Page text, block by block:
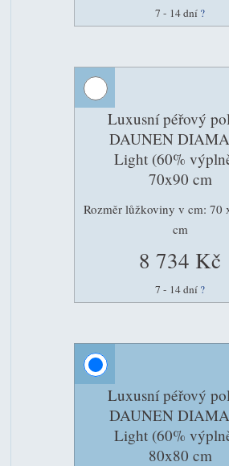
7 - 14 dní ?
Luxusní péřový
DAUNEN
Light (60%
70x90 cm
Rozměr lůžkoviny v cm: 70
cm
8 734 Kč
7 - 14 dní ?
Luxusní péřový
DAUNEN
Light (60%
80x80 cm